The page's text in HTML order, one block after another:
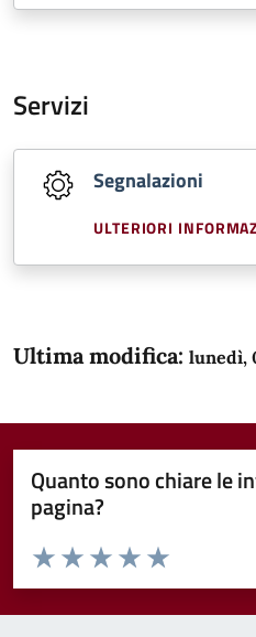
Servizi
Segnalazioni
ULTERIORI
Ultima modifica: lunedì,
Quanto sono chiare le
pagina?
Domanda
Valuta da 1 a 5 stelle la pagina
Valuta 5
Valuta 4 stelle su
Valuta 3 stelle su 5
Valuta 2 stelle su 5
Valuta 1 stelle su 5